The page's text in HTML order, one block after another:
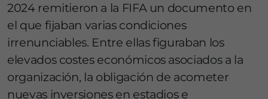
2024 remitieron a la FIFA un documento en
el que fijaban varias condiciones
irrenunciables. Entre ellas figuraban los
elevados costes económicos asociados a la
organización, la obligación de acometer
nuevas inversiones en estadios e